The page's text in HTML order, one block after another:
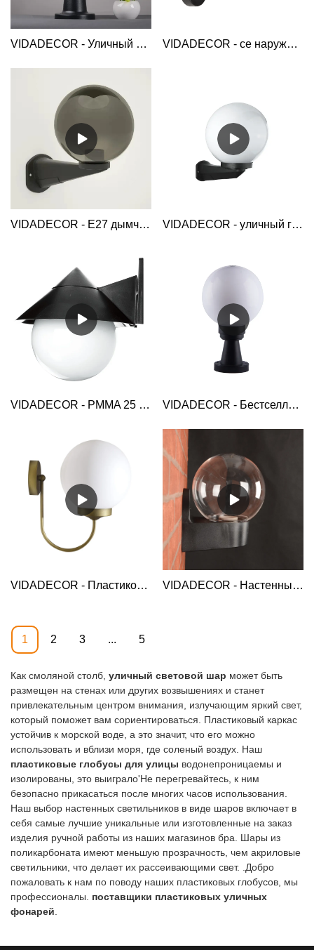
Как смоляной столб, уличный световой шар может быть
размещен на стенах или других возвышениях и станет
привлекательным центром внимания, излучающим яркий свет,
который поможет вам сориентироваться. Пластиковый каркас
устойчив к морской воде, а это значит, что его можно
использовать и вблизи моря, где соленый воздух. Наш
пластиковые глобусы для улицы водонепроницаемы и
изолированы, это выиграло'Не перегревайтесь, к ним
безопасно прикасаться после многих часов использования.
Наш выбор настенных светильников в виде шаров включает в
себя самые лучшие уникальные или изготовленные на заказ
изделия ручной работы из наших магазинов бра. Шары из
поликарбоната имеют меньшую прозрачность, чем акриловые
светильники, что делает их рассеивающими свет. .Добро
пожаловать к нам по поводу наших пластиковых глобусов, мы
профессионалы. поставщики пластиковых уличных
фонарей.
VIDADECOR - Уличный светодиодный светильник на столбе наружный шаровой светильник наружное освещение устойчивый к ультрафиолетовому излучению акриловый пластиковый шарообразный светильник для наружного применения Globe Bollard Light VIDADECOR - ce наружный сад, виллар, пластиковое освещение, прозрачный PMMA настенный светильник в виде глобуса Globe Wall Light
VIDADECOR - E27 дымчато-серый 10-дюймовый пластиковый садовый светильник с одним шаром, светильники для наружного освещения, настенное крепление, настенный светильник Globe VIDADECOR - уличный глобус винтажные акриловые светильники фасадные бра для наружного освещения настенные Globe Wall Light
VIDADECOR - PMMA 25 см современный дизайн черный цоколь светодиодный пластиковый наружный настенный светильник светильники Globe Wall Light VIDADECOR - Бестселлеры оптом, наружные столбы для забора, современные столбы, светильники Globe Bollard Light
VIDADECOR - Пластиковый глобус Настенный светильник для сада, подвесной светильник, абажур IP44, светодиодный уличный светильник Globe Wall Light VIDADECOR - Настенный светильник для сада, сада, сада
1 2 3 ... 5